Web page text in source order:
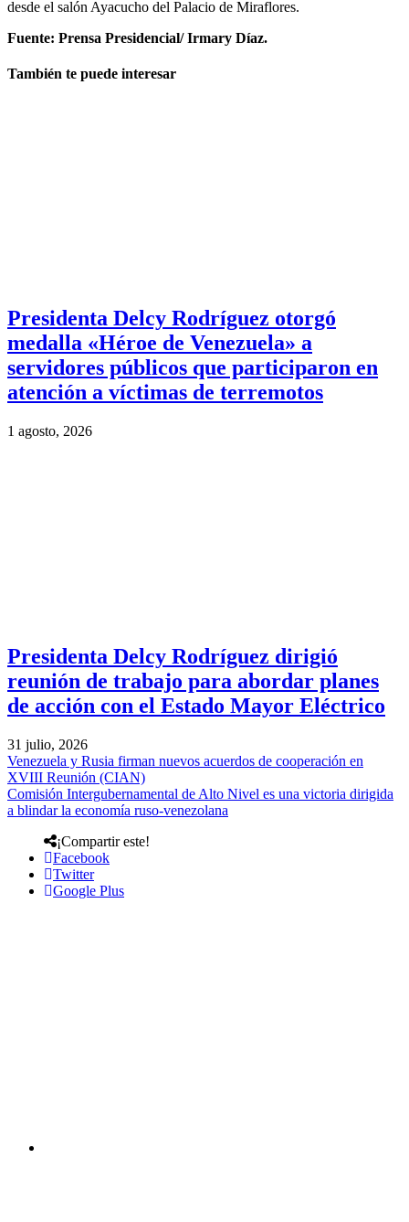
desde el salón Ayacucho del Palacio de Miraflores.
Fuente: Prensa Presidencial/ Irmary Díaz.
También te puede interesar
Presidenta Delcy Rodríguez otorgó
medalla «Héroe de Venezuela» a
servidores públicos que participaron en
atención a víctimas de terremotos
1 agosto, 2026
Presidenta Delcy Rodríguez dirigió
reunión de trabajo para abordar planes
de acción con el Estado Mayor Eléctrico
31 julio, 2026
Venezuela y Rusia firman nuevos acuerdos de cooperación en
XVIII Reunión (CIAN)
Comisión Intergubernamental de Alto Nivel es una victoria dirigida
a blindar la economía ruso-venezolana
¡Compartir este!
Facebook
Twitter
Google Plus